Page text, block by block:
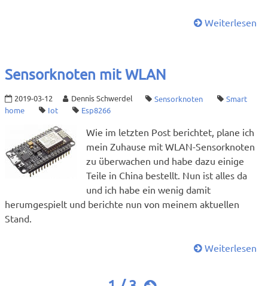
Weiterlesen
Sensorknoten mit WLAN
2019-03-12 Dennis Schwerdel Sensorknoten
Smart
home
Iot Esp8266
Wie im letzten Post berichtet, plane ich
mein Zuhause mit WLAN-Sensorknoten
zu überwachen und habe dazu einige
Teile in China bestellt. Nun ist alles da
und ich habe ein wenig damit
herumgespielt und berichte nun von meinem aktuellen
Stand.
Weiterlesen